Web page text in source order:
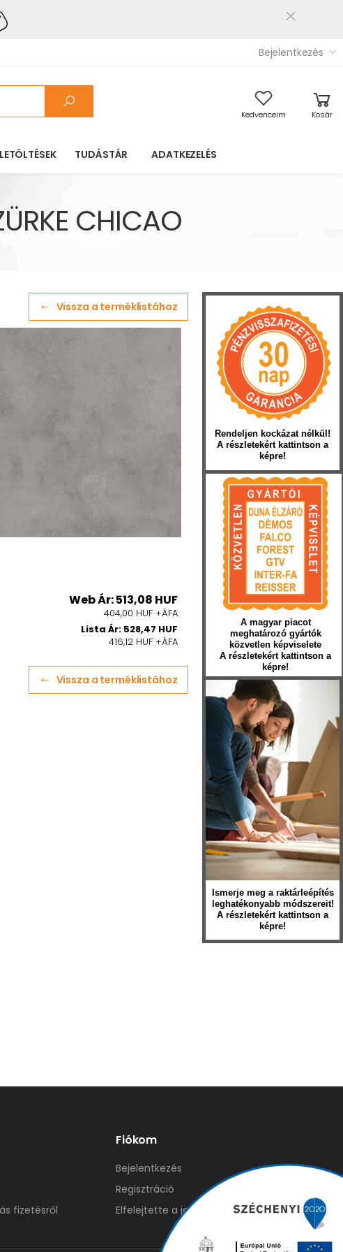
Bejelentkezés
Kedvenceim Kosár
LETÖLTÉSEK TUDÁSTÁR ADATKEZELÉS
CHICAO
Vissza a terméklistához
Web Ár: 513,08 HUF
404,00 HUF +ÁFA
Lista Ár: 528,47 HUF
416,12 HUF +ÁFA
Vissza a terméklistához
Rendeljen kockázat nélkül!
A részletekért kattintson a
képre!
A magyar piacot
meghatározó gyártók
közvetlen képviselete
A részletekért kattintson a
képre!
Ismerje meg a raktárleépítés
leghatékonyabb módszereit!
A részletekért kattintson a
képre!
fizetésről
Fiókom
Bejelentkezés
Regisztráció
Elfelejtette a jelszavát?